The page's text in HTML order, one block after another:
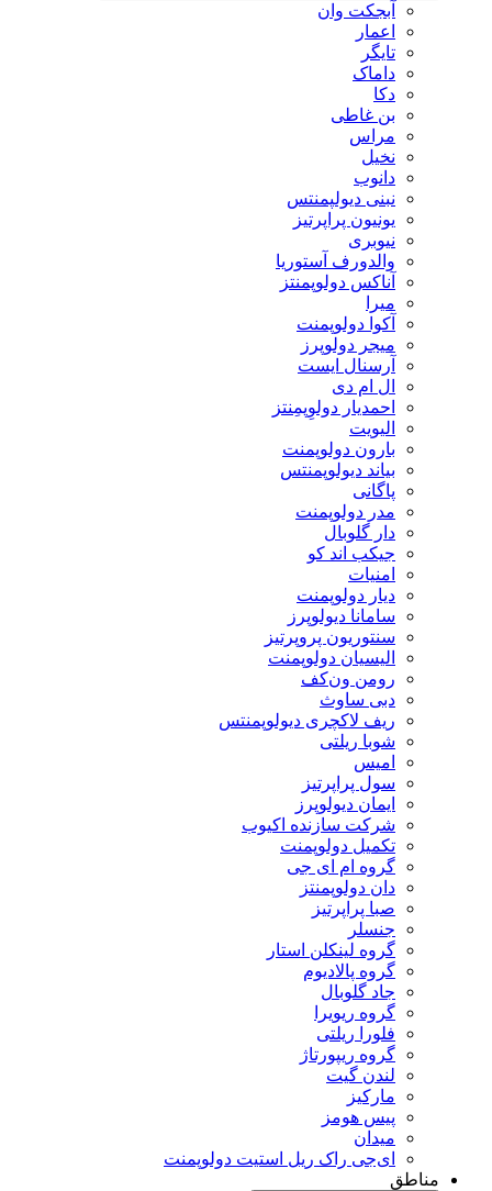
آبجکت وان
اعمار
تایگر
داماک
دکا
بن غاطی
مراس
نخیل
دانوب
نبنی دیولپمنتس
یونیون پراپرتیز
نیوبری
والدورف آستوریا
آناکس دولوپمنتز
میرا
آکوا دولوپمنت
میجر دولوپرز
آرسنال ایست
ال ام دی
احمدیار دولوِپمِنتز
الیویت
بارون دولوپمنت
بیاند دیولوپمنتس
پاگانی
مدر دولوپمنت
دار گلوبال
جیکب اند کو
امنیات
دیار دولوپمنت
سامانا دیولوپرز
سنتوریون پروپرتیز
الیسیان دولوپمنت
رومن ون‌کف
دبی ساوث
ریف لاکچری دیولوپمنتس
شوبا ریلتی
امیس
سول پراپرتیز
ایمان دیولوپرز
شرکت سازنده اکیوب
تکمیل دولوپمنت
گروه ام‌ ای‌ جی
دان دولوپمنتز
صبا پراپرتیز
جنسلر
گروه لینکلن استار
گروه پالادیوم
جاد گلوبال
گروه ریویرا
فلورا ریلتی
گروه ريپورتاژ
لندن گیت
مارکیز
پیس هومز
میدان
ای‌جی راک ریل استیت دولوپمنت
مناطق